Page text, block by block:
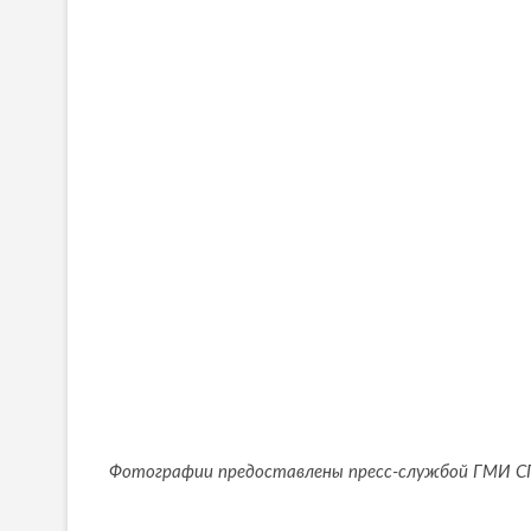
Фотографии предоставлены пресс-службой ГМИ